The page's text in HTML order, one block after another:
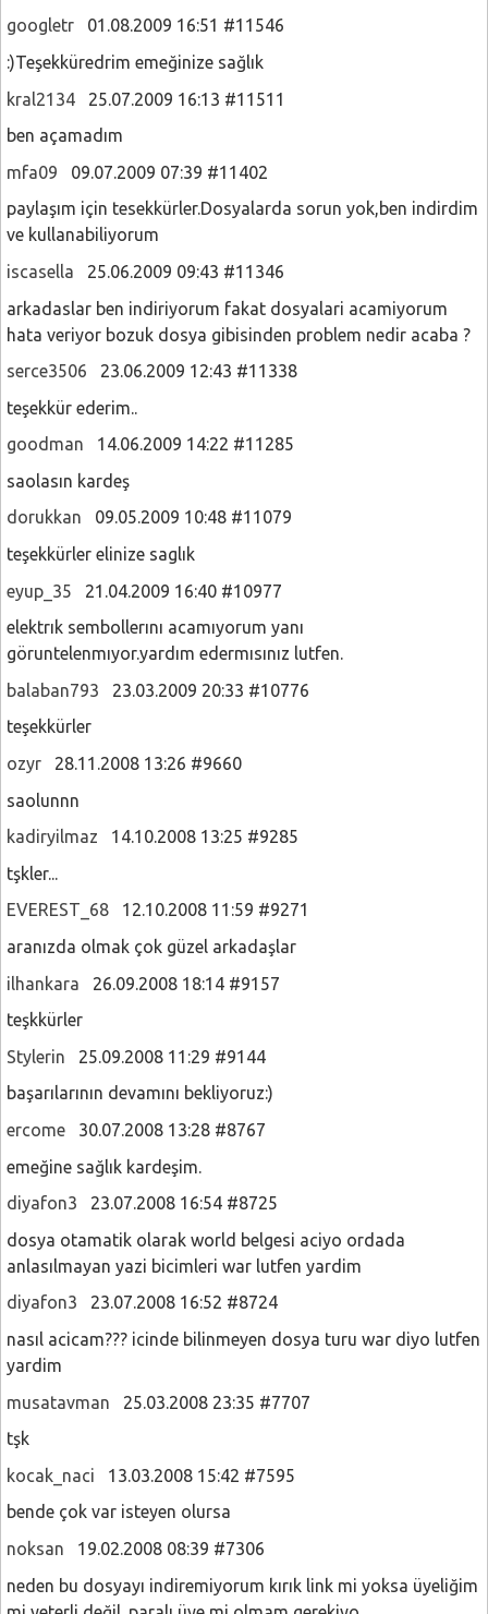
googletr 01.08.2009 16:51 #11546
:)Teşekküredrim emeğinize sağlık
kral2134 25.07.2009 16:13 #11511
ben açamadım
mfa09 09.07.2009 07:39 #11402
paylaşım için tesekkürler.Dosyalarda sorun yok,ben indirdim
ve kullanabiliyorum
iscasella 25.06.2009 09:43 #11346
arkadaslar ben indiriyorum fakat dosyalari acamiyorum
hata veriyor bozuk dosya gibisinden problem nedir acaba ?
serce3506 23.06.2009 12:43 #11338
teşekkür ederim..
goodman 14.06.2009 14:22 #11285
saolasın kardeş
dorukkan 09.05.2009 10:48 #11079
teşekkürler elinize saglık
eyup_35 21.04.2009 16:40 #10977
elektrık sembollerını acamıyorum yanı
göruntelenmıyor.yardım edermısınız lutfen.
balaban793 23.03.2009 20:33 #10776
teşekkürler
ozyr 28.11.2008 13:26 #9660
saolunnn
kadiryilmaz 14.10.2008 13:25 #9285
tşkler...
EVEREST_68 12.10.2008 11:59 #9271
aranızda olmak çok güzel arkadaşlar
ilhankara 26.09.2008 18:14 #9157
teşkkürler
Stylerin 25.09.2008 11:29 #9144
başarılarının devamını bekliyoruz:)
ercome 30.07.2008 13:28 #8767
emeğine sağlık kardeşim.
diyafon3 23.07.2008 16:54 #8725
dosya otamatik olarak world belgesi aciyo ordada
anlasılmayan yazi bicimleri war lutfen yardim
diyafon3 23.07.2008 16:52 #8724
nasıl acicam??? icinde bilinmeyen dosya turu war diyo lutfen
yardim
musatavman 25.03.2008 23:35 #7707
tşk
kocak_naci 13.03.2008 15:42 #7595
bende çok var isteyen olursa
noksan 19.02.2008 08:39 #7306
neden bu dosyayı indiremiyorum kırık link mi yoksa üyeliğim